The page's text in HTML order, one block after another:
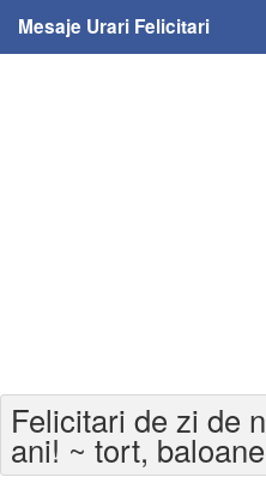
Mesaje Urari Felicitari
Felicitari varsta
Felicitari de zi de
ani! ~ tort,